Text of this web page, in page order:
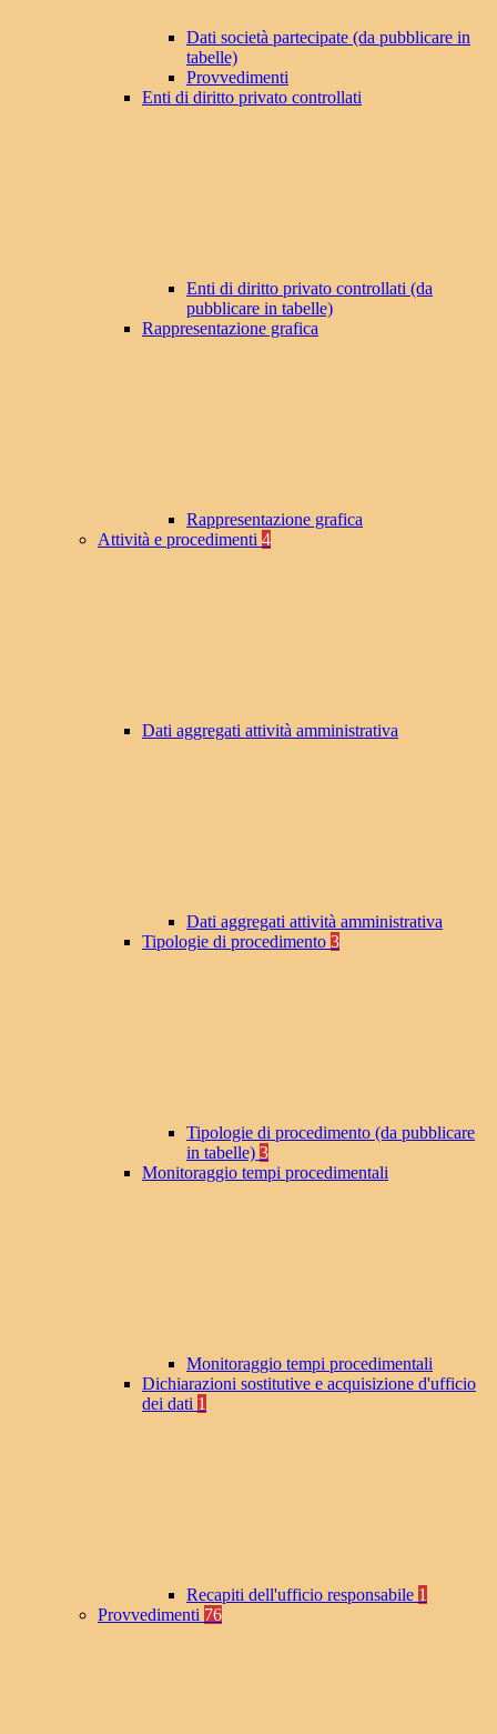
Dati società partecipate (da pubblicare in
tabelle)
Provvedimenti
Enti di diritto privato controllati
Enti di diritto privato controllati (da
pubblicare in tabelle)
Rappresentazione grafica
Rappresentazione grafica
Attività e procedimenti 4
Dati aggregati attività amministrativa
Dati aggregati attività amministrativa
Tipologie di procedimento 3
Tipologie di procedimento (da pubblicare
in tabelle) 3
Monitoraggio tempi procedimentali
Monitoraggio tempi procedimentali
Dichiarazioni sostitutive e acquisizione d'ufficio
dei dati 1
Recapiti dell'ufficio responsabile 1
Provvedimenti 76